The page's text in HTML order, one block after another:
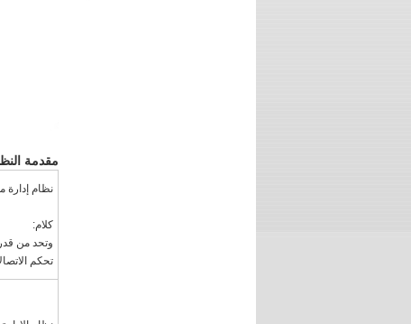
مقدمة
نظام إدارة
كلام:
تحكم الاتصالات, و 1